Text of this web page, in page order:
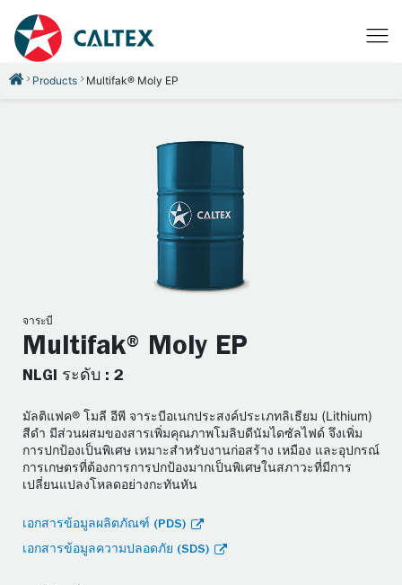
Products Multifak® Moly EP
จาระบี
Multifak® Moly EP
NLGI ระดับ : 2
มัลติแฟค® โมลี อีพี จาระบีอเนกประสงค์ประเภทลิเธียม (Lithium)
สีดำ มีส่วนผสมของสารเพิ่มคุณภาพโมลิบดีนัมไดซัลไฟด์ จึงเพิ่ม
การปกป้องเป็นพิเศษ เหมาะสำหรับงานก่อสร้าง เหมือง และอุปกรณ์
การเกษตรที่ต้องการการปกป้องมากเป็นพิเศษในสภาวะที่มีการ
เปลี่ยนแปลงโหลดอย่างกะทันหัน
เอกสารข้อมูลผลิตภัณฑ์ (PDS)
เอกสารข้อมูลความปลอดภัย (SDS)